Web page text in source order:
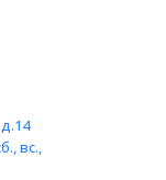
вс.,